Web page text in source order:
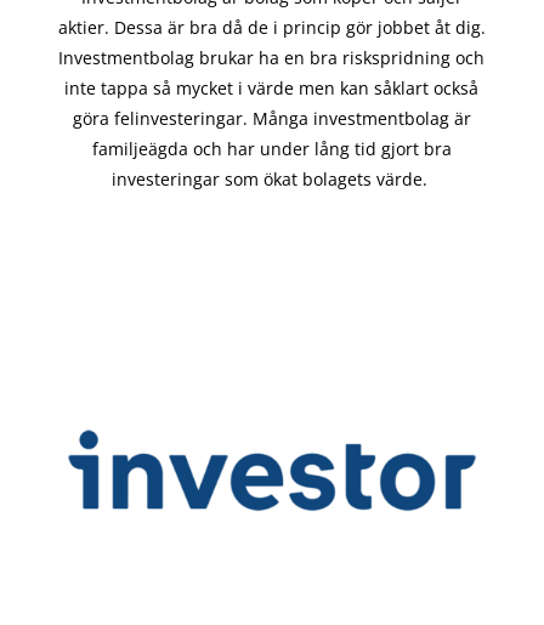
aktier. Dessa är bra då de i princip görjobbet åt dig.
Investmentbolag brukar ha en bra riskspridning och
inte tappa så mycket i värde men kan såklart också
göra felinvesteringar. Många investmentbolag är
familjeägda och har under lång tid gjort bra
investeringar som ökat bolagets värde.